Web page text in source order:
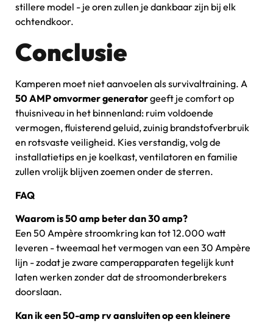
stillere model - je oren zullen je dankbaar zijn bij elk
ochtendkoor.
Conclusie
Kamperen moet niet aanvoelen als survivaltraining. A
50 AMP omvormer generatorgeeft je comfort op
thuisniveau in het binnenland: ruim voldoende
vermogen, fluisterend geluid, zuinig brandstofverbruik
en rotsvaste veiligheid. Kies verstandig, volg de
installatietips en je koelkast, ventilatoren en familie
zullen vrolijk blijven zoemen onder de sterren.
FAQ
Waarom is 50 amp beter dan 30 amp?
Een 50 Ampère stroomkring kan tot 12.000 watt
leveren - tweemaal het vermogen van een 30 Ampère
lijn - zodat je zware camperapparaten tegelijk kunt
laten werken zonder dat de stroomonderbrekers
doorslaan.
Kan ik een 50-amp rv aansluiten op een kleinere